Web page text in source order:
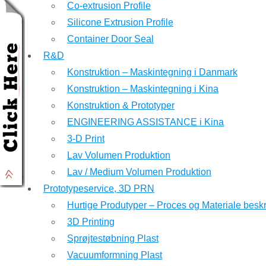
Co-extrusion Profile
Silicone Extrusion Profile
Container Door Seal
R&D
Konstruktion – Maskintegning i Danmark
Konstruktion – Maskintegning i Kina
Konstruktion & Prototyper
ENGINEERING ASSISTANCE i Kina
3-D Print
Lav Volumen Produktion
Lav / Medium Volumen Produktion
Prototypeservice, 3D PRN
Hurtige Produtyper – Proces og Materiale
3D Printing
Sprøjtestøbning Plast
Vacuumformning Plast